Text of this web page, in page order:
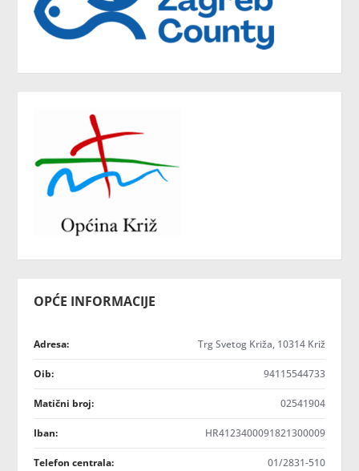
OPĆE INFORMACIJE
Adresa: Trg Svetog Križa, 10314 Križ
Oib: 94115544733
Matični broj: 02541904
Iban: HR4123400091821300009
Telefon centrala: 01/2831-510